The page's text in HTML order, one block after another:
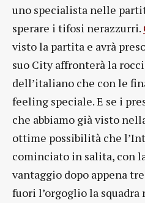
uno specialista nelle
sperare i tifosi nerazzurri.
visto la partita e avrà
suo City affronterà la
dell’italiano che con le
feeling speciale. E se i
che abbiamo già visto
ottime possibilità che
cominciato in salita, con
vantaggio dopo appena
fuori l’orgoglio la squadra